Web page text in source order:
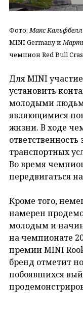
Фото: Макс
MINI Germany и
чемпион Red Bull
Для MINI
установить
молодыми
являющимися
жизни. В ходе
транспортных
Во время
передвигаться
Кроме того,
намерен
молодым и
на чемпионате
премии MINI
бренд отметит
побоявшихся